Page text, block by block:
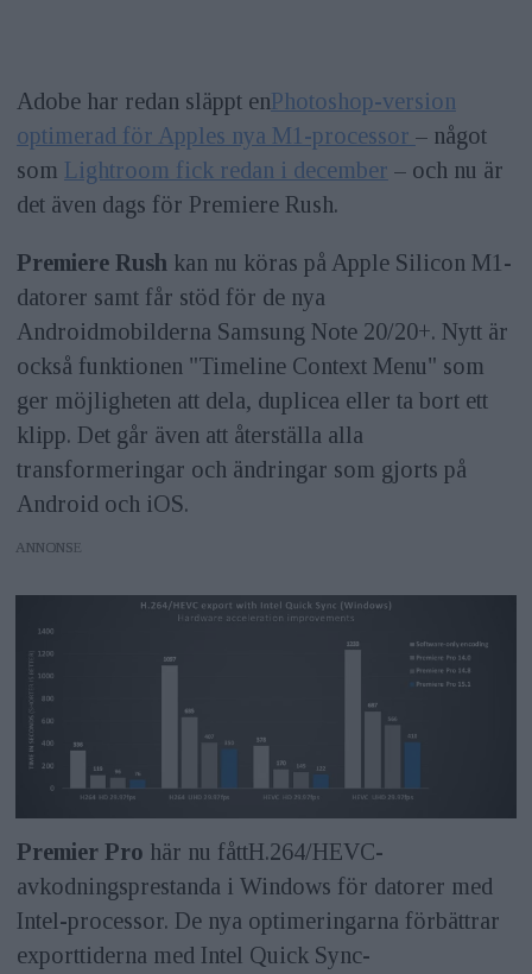
Adobe har redan släppt enPhotoshop-version
optimerad för Apples nya M1-processor – något
som Lightroom fick redan i december – och nu är
det även dags för Premiere Rush.
Premiere Rush kan nu köras på Apple Silicon M1-
datorer samt får stöd för de nya
Androidmobilderna Samsung Note 20/20+. Nytt är
också funktionen "Timeline Context Menu" som
ger möjligheten att dela, duplicea eller ta bort ett
klipp. Det går även att återställa alla
transformeringar och ändringar som gjorts på
Android och iOS.
ANNONS
Premier Pro här nu fåttH.264/HEVC-
avkodningsprestanda i Windows för datorer med
Intel-processor. De nya optimeringarna förbättrar
exporttiderna med Intel Quick Sync-